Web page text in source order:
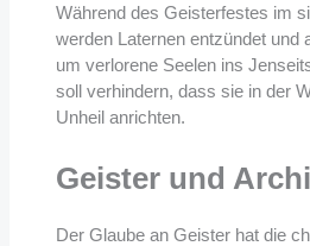
Während des Geisterfestes im
werden Laternen entzündet und
um verlorene Seelen ins
soll verhindern, dass sie in der
Unheil anrichten.
Geister und
Der Glaube an Geister hat die